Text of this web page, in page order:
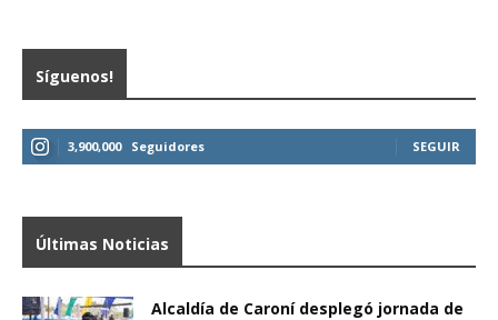
Síguenos!
3,900,000 Seguidores SEGUIR
Últimas Noticias
Alcaldía de Caroní desplegó jornada de